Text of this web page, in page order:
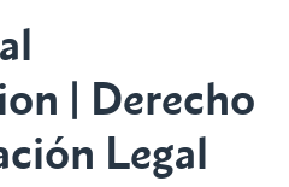
| Derecho
Legal